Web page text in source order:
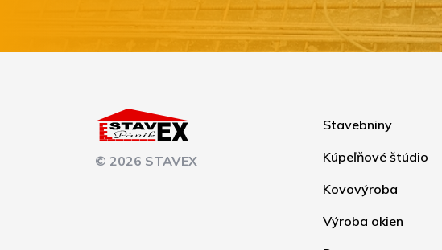
© 2026 STAVEX
Stavebniny
Kúpeľňové štúdio
Kovovýroba
Výroba okien